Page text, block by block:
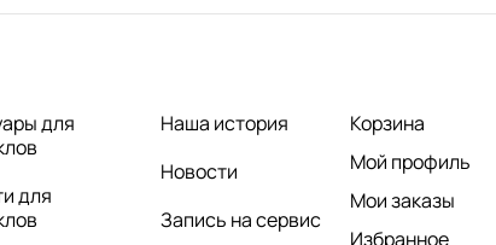
для
для
Наша история
Новости
Запись на сервис
Корзина
Мой профиль
Мои заказы
Избранное